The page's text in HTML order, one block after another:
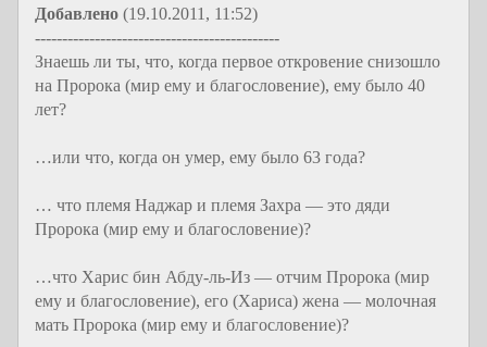
Добавлено (19.10.2011, 11:52)
---------------------------------------------
Знаешь ли ты, что, когда первое откровение снизошло
на Пророка (мир ему и благословение), ему было 40
лет?
…или что, когда он умер, ему было 63 года?
… что племя Наджар и племя Захра — это дяди
Пророка (мир ему и благословение)?
…что Харис бин Абду-ль-Из — отчим Пророка (мир
ему и благословение), его (Хариса) жена — молочная
мать Пророка (мир ему и благословение)?